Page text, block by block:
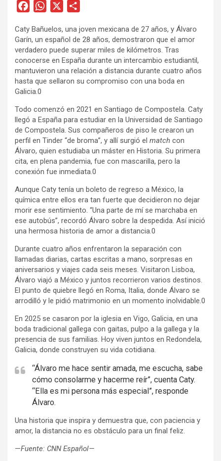
c
e
b
o
o
k
W
a
t
s
A
p
m
p
a
r
t
r
Caty Bañuelos, una joven mexicana de 27 años, y Álvaro
Garín, un español de 28 años, demostraron que el amor
verdadero puede superar miles de kilómetros. Tras
conocerse en España durante un intercambio estudiantil,
mantuvieron una relación a distancia durante cuatro años
hasta que sellaron su compromiso con una boda en
Galicia.0
Todo comenzó en 2021 en Santiago de Compostela. Caty
llegó a España para estudiar en la Universidad de Santiago
de Compostela. Sus compañeros de piso le crearon un
perfil en Tinder “de broma”, y allí surgió el match con
Álvaro, quien estudiaba un máster en Historia. Su primera
cita, en plena pandemia, fue con mascarilla, pero la
conexión fue inmediata.0
Aunque Caty tenía un boleto de regreso a México, la
química entre ellos era tan fuerte que decidieron no dejar
morir ese sentimiento. “Una parte de mí se marchaba en
ese autobús”, recordó Álvaro sobre la despedida. Así inició
una hermosa historia de amor a distancia.0
Durante cuatro años enfrentaron la separación con
llamadas diarias, cartas escritas a mano, sorpresas en
aniversarios y viajes cada seis meses. Visitaron Lisboa,
Álvaro viajó a México y juntos recorrieron varios destinos.
El punto de quiebre llegó en Roma, Italia, donde Álvaro se
arrodilló y le pidió matrimonio en un momento inolvidable.0
En 2025 se casaron por la iglesia en Vigo, Galicia, en una
boda tradicional gallega con gaitas, pulpo a la gallega y la
presencia de sus familias. Hoy viven juntos en Redondela,
Galicia, donde construyen su vida cotidiana.
“Álvaro me hace sentir amada, me escucha, sabe
cómo consolarme y hacerme reír”, cuenta Caty.
“Ella es mi persona más especial”, responde
Álvaro.
Una historia que inspira y demuestra que, con paciencia y
amor, la distancia no es obstáculo para un final feliz.
—Fuente: CNN Español—